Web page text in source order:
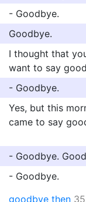
- Goodbye.
Goodbye.
I thought that
want to say
- Goodbye.
Yes, but this
came to say
- Goodbye.
- Goodbye.
goodbye then 35